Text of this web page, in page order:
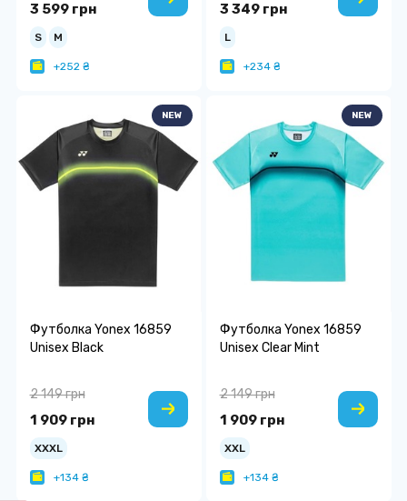
3 599 грн
S M
+252 ₴
3 349 грн
L
+234 ₴
NEW
Футболка Yonex 16859
Unisex Black
1 909 грн
2 149 грн
XXXL
+134 ₴
NEW
Футболка Yonex 16859
Unisex Clear Mint
1 909 грн
2 149 грн
XXL
+134 ₴